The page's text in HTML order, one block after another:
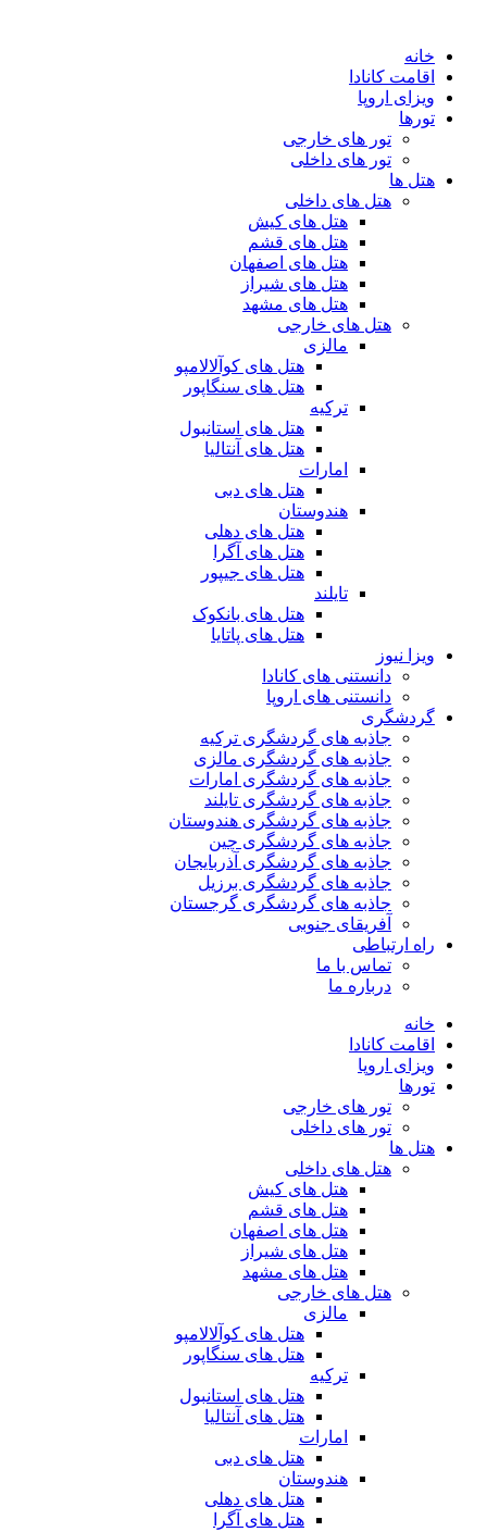
محتوا
خانه
اقامت کانادا
ویزای اروپا
تورها
تور های خارجی
تور های داخلی
هتل ها
هتل های داخلی
هتل های کیش
هتل های قشم
هتل های اصفهان
هتل های شیراز
هتل های مشهد
هتل های خارجی
مالزی
هتل های کوآلالامپو
هتل های سنگاپور
ترکیه
هتل های استانبول
هتل های آنتالیا
امارات
هتل های دبی
هندوستان
هتل های دهلی
هتل های آگرا
هتل های جیپور
تایلند
هتل های بانکوک
هتل های پاتایا
ویزا نیوز
دانستنی های کانادا
دانستنی های اروپا
گردشگری
جاذبه های گردشگری ترکیه
جاذبه های گردشگری مالزی
جاذبه های گردشگری امارات
جاذبه های گردشگری تایلند
جاذبه های گردشگری هندوستان
جاذبه های گردشگری چین
جاذبه های گردشگری آذربایجان
جاذبه های گردشگری برزیل
جاذبه های گردشگری گرجستان
آفریقای جنوبی
راه ارتباطی
تماس با ما
درباره ما
خانه
اقامت کانادا
ویزای اروپا
تورها
تور های خارجی
تور های داخلی
هتل ها
هتل های داخلی
هتل های کیش
هتل های قشم
هتل های اصفهان
هتل های شیراز
هتل های مشهد
هتل های خارجی
مالزی
هتل های کوآلالامپو
هتل های سنگاپور
ترکیه
هتل های استانبول
هتل های آنتالیا
امارات
هتل های دبی
هندوستان
هتل های دهلی
هتل های آگرا